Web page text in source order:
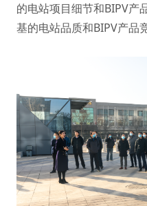
的电站项目细节和BIPV产
基的电站品质和BIPV产品